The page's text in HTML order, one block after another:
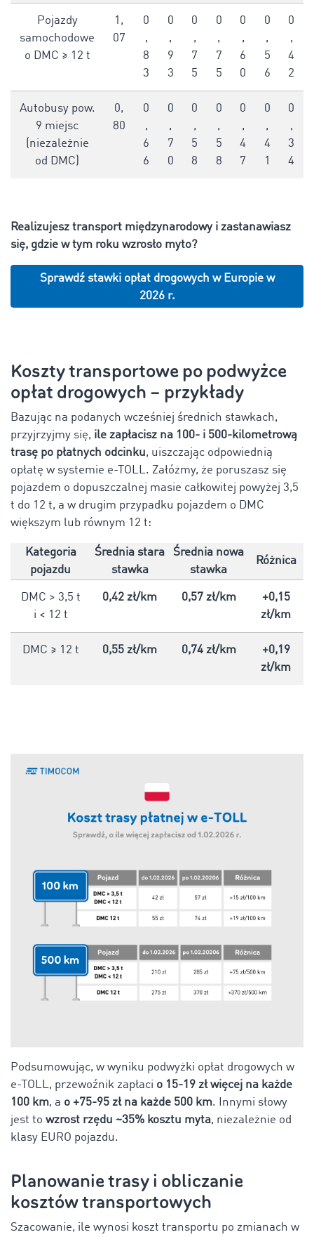
Pojazdy
samochodowe
o DMC ≥ 12 t
1,
07
0
,
8
3
0
,
9
3
0
,
7
5
0
,
7
5
0
,
6
0
0
,
5
6
0
,
4
2
Autobusy pow.
9 miejsc
(niezależnie
od DMC)
0,
80
0
,
6
6
0
,
7
0
0
,
5
8
0
,
5
8
0
,
4
7
0
,
4
1
0
,
3
4
Realizujesz transport międzynarodowy i zastanawiasz
się, gdzie w tym roku wzrosło myto?
Sprawdź stawki opłat drogowych w Europie w
2026 r.
Koszty transportowe po podwyżce
opłat drogowych – przykłady
Bazując na podanych wcześniej średnich stawkach,
przyjrzyjmy się, ile zapłacisz na 100- i 500-kilometrową
trasę po płatnych odcinku, uiszczając odpowiednią
opłatę w systemie e-TOLL. Załóżmy, że poruszasz się
pojazdem o dopuszczalnej masie całkowitej powyżej 3,5
t do 12 t, a w drugim przypadku pojazdem o DMC
większym lub równym 12 t:
Kategoria
pojazdu
Średnia stara
stawka
Średnia nowa
stawka
Różnica
DMC > 3,5 t
i < 12 t
0,42 zł/km 0,57 zł/km
+0,15
zł/km
DMC ≥ 12 t 0,55 zł/km 0,74 zł/km
+0,19
zł/km
Podsumowując, w wyniku podwyżki opłat drogowych w
e-TOLL, przewoźnik zapłaci o 15-19 zł więcej na każde
100 km, a o +75-95 zł na każde 500 km. Innymi słowy
jest to wzrost rzędu ~35% kosztu myta, niezależnie od
klasy EURO pojazdu.
Planowanie trasy i obliczanie
kosztów transportowych
Szacowanie, ile wynosi koszt transportu po zmianach w